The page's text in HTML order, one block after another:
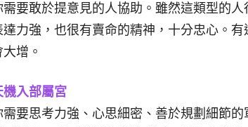
需要敢於提意見的人協助。雖然這類型的
達力強，也很有賣命的精神，十分忠心。
大增。
機入部屬宮
需要思考力強、心思細密、善於規劃細節